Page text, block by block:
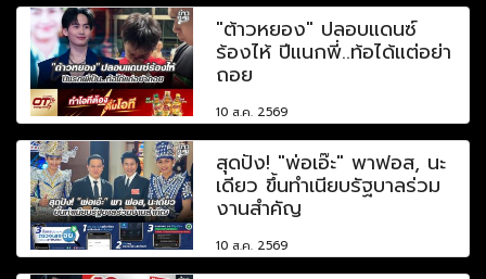
"ต้าวหยอง" ปลอบแดนซ์
ร้องไห้ ปีแนกพี่..ท้อได้แต่อย่า
ถอย
10 ส.ค. 2569
สุดปัง! "พ่อเอ๊ะ" พาฟอส, นะ
เดียว ขึ้นทำเนียบรัฐบาลร่วม
งานสำคัญ
10 ส.ค. 2569